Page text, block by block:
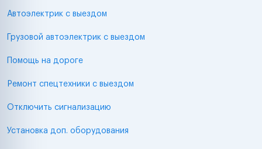
Автоэлектрик с выездом
Грузовой автоэлектрик с выездом
Помощь на дороге
Ремонт спецтехники с выездом
Отключить сигнализацию
Установка доп. оборудования